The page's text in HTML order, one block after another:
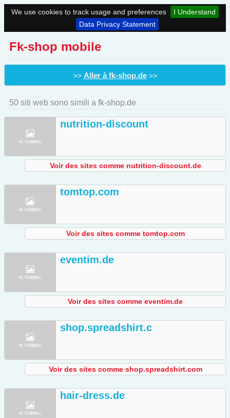
We use cookies to track usage and preferences
I Understand
Data Privacy Statement
Fk-shop mobile
>> Aller à fk-shop.de>>
50 siti web sono simili a fk-shop.de
nutrition-discount
Voir des sites comme nutrition-discount.de
tomtop.com
Voir des sites comme tomtop.com
eventim.de
Voir des sites comme eventim.de
shop.spreadshirt.c
Voir des sites comme shop.spreadshirt.com
hair-dress.de